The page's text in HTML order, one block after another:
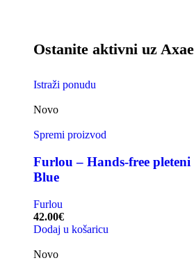
Ostanite aktivni uz
Istraži ponudu
Novo
Spremi proizvod
Furlou – Hands-free pleteni
Blue
Furlou
42.00€
Dodaj u košaricu
Novo